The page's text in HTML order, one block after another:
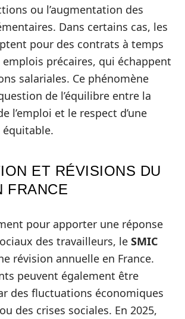
ou l’augmentation des
Dans certains cas, les
pour des contrats à temps
précaires, qui échappent
salariales. Ce phénomène
de l’équilibre entre la
l’emploi et le respect d’une
ET RÉVISIONS DU
FRANCE
pour apporter une réponse
des travailleurs, le SMIC
révision annuelle en France.
peuvent également être
des fluctuations économiques
des crises sociales. En 2025,